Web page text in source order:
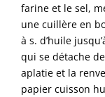
farine et le sel,
une cuillère en
à s. d’huile
qui se détache
aplatie et la
papier cuisson